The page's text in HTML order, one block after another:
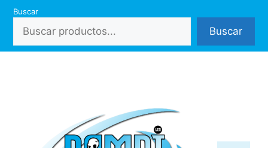
Saltar
contenido
Buscar
Buscar